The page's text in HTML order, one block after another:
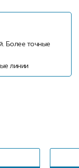
Более точные
линии